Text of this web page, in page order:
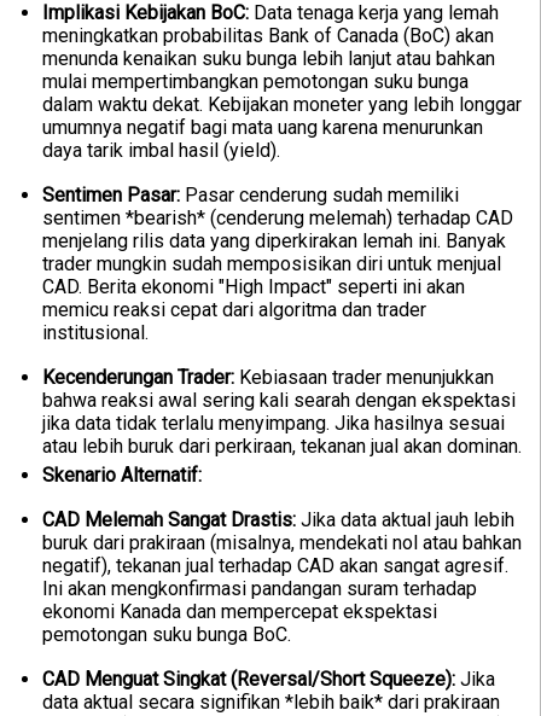
Implikasi Kebijakan BoC: Data tenaga kerja yang lemah
meningkatkan probabilitas Bank of Canada (BoC) akan
menunda kenaikan suku bunga lebih lanjut atau bahkan
mulai mempertimbangkan pemotongan suku bunga
dalam waktu dekat. Kebijakan moneter yang lebih longgar
umumnya negatif bagi mata uang karena menurunkan
daya tarik imbal hasil (yield).
Sentimen Pasar: Pasar cenderung sudah memiliki
sentimen *bearish* (cenderung melemah) terhadap CAD
menjelang rilis data yang diperkirakan lemah ini. Banyak
trader mungkin sudah memposisikan diri untuk menjual
CAD. Berita ekonomi "High Impact" seperti ini akan
memicu reaksi cepat dari algoritma dan trader
institusional.
Kecenderungan Trader: Kebiasaan trader menunjukkan
bahwa reaksi awal sering kali searah dengan ekspektasi
jika data tidak terlalu menyimpang. Jika hasilnya sesuai
atau lebih buruk dari perkiraan, tekanan jual akan dominan.
Skenario Alternatif:
CAD Melemah Sangat Drastis: Jika data aktual jauh lebih
buruk dari prakiraan (misalnya, mendekati nol atau bahkan
negatif), tekanan jual terhadap CAD akan sangat agresif.
Ini akan mengkonfirmasi pandangan suram terhadap
ekonomi Kanada dan mempercepat ekspektasi
pemotongan suku bunga BoC.
CAD Menguat Singkat (Reversal/Short Squeeze): Jika
data aktual secara signifikan *lebih baik* dari prakiraan